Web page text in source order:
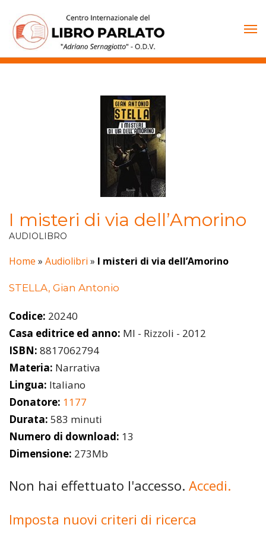
contenuto
I misteri di via dell’Amorino
AUDIOLIBRO
Home » Audiolibri » I misteri di via dell’Amorino
STELLA, Gian Antonio
Codice: 20240
Casa editrice ed anno: MI - Rizzoli - 2012
ISBN: 8817062794
Materia: Narrativa
Lingua: Italiano
Donatore: 1177
Durata: 583 minuti
Numero di download: 13
Dimensione: 273Mb
Non hai effettuato l'accesso. Accedi.
Imposta nuovi criteri di ricerca